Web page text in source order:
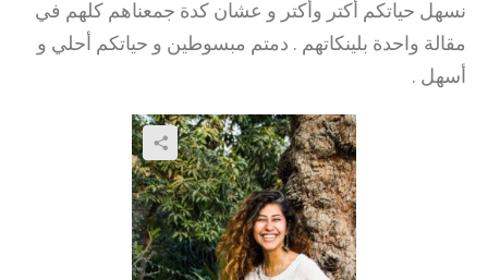
نسهل حياتكم أكتر وأكتر و عشان كدة جمعناهم كلهم في
مقالة واحدة بلينكاتهم . دمتم مبسوطين و حياتكم أحلي و
أسهل .